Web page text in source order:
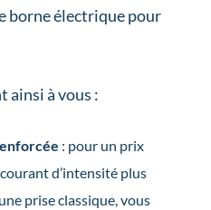
borne électrique pour
ainsi à vous :
: pour un prix
d’intensité plus
prise classique, vous